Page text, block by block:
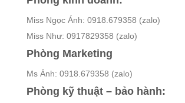
Miss Ngọc Ánh: 0918.679358 (zalo)
Miss Như: 0917829358 (zalo)
Phòng Marketing
Ms Ánh: 0918.679358 (zalo)
Phòng kỹ thuật – bảo hành: